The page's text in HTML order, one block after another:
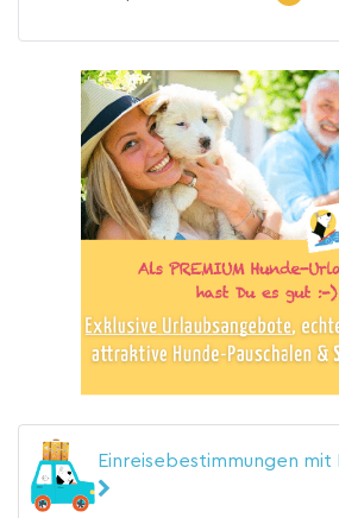
Einreisebestimmungen mit